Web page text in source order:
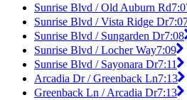
Sunrise Blvd / Old Auburn Rd
Sunrise Blvd / Vista Ridge Dr
Sunrise Blvd / Sungarden Dr7:08
Sunrise Blvd / Locher Way7:09
Sunrise Blvd / Sayonara Dr7:11
Arcadia Dr / Greenback Ln7:13
Greenback Ln / Arcadia Dr7:13